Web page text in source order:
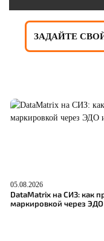
ЗАДАЙТЕ
05.08.2026
DataMatrix на СИЗ: как
маркировкой через